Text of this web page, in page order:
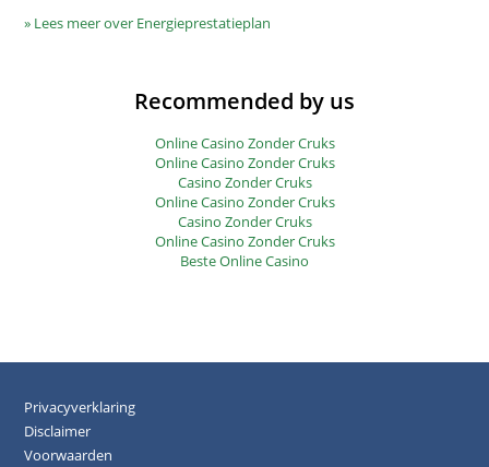
» Lees meer over Energieprestatieplan
Recommended by us
Online Casino Zonder Cruks
Online Casino Zonder Cruks
Casino Zonder Cruks
Online Casino Zonder Cruks
Casino Zonder Cruks
Online Casino Zonder Cruks
Beste Online Casino
Privacyverklaring
Disclaimer
Voorwaarden